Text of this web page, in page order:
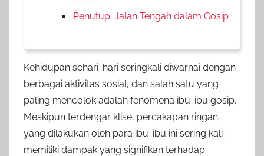
Penutup: Jalan Tengah dalam Gosip
Kehidupan sehari-hari seringkali diwarnai dengan
berbagai aktivitas sosial, dan salah satu yang
paling mencolok adalah fenomena ibu-ibu gosip.
Meskipun terdengar klise, percakapan ringan
yang dilakukan oleh para ibu-ibu ini sering kali
memiliki dampak yang signifikan terhadap